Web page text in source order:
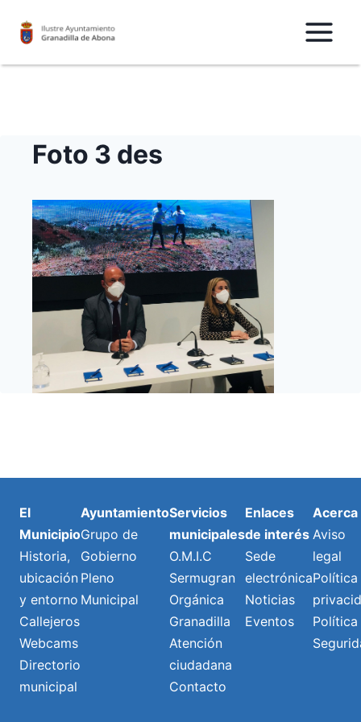
Foto 3 des
El
Municipio
Historia,
ubicación
y entorno
Callejeros
Webcams
Directorio
municipal
Ayuntamiento
Grupo de
Gobierno
Pleno
Municipal
Servicios
municipales
O.M.I.C
Sermugran
Orgánica
Granadilla
Atención
ciudadana
Contacto
Enlaces
de interés
Sede
electrónica
Noticias
Eventos
Acerca
Aviso
legal
Política
Política